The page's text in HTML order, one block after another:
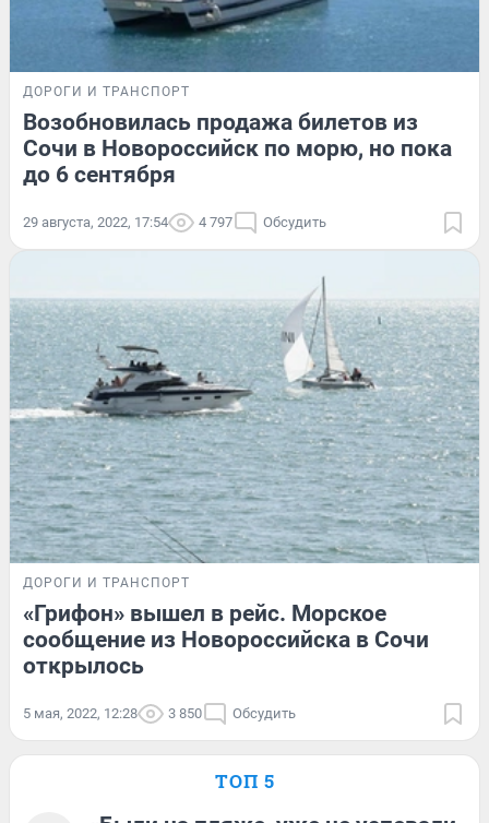
ДОРОГИ И ТРАНСПОРТ
Возобновилась продажа билетов из
Сочи в Новороссийск по морю, но пока
до 6 сентября
29 августа, 2022, 17:54 4 797 Обсудить
ДОРОГИ И ТРАНСПОРТ
«Грифон» вышел в рейс. Морское
сообщение из Новороссийска в Сочи
открылось
5 мая, 2022, 12:28 3 850 Обсудить
ТОП 5